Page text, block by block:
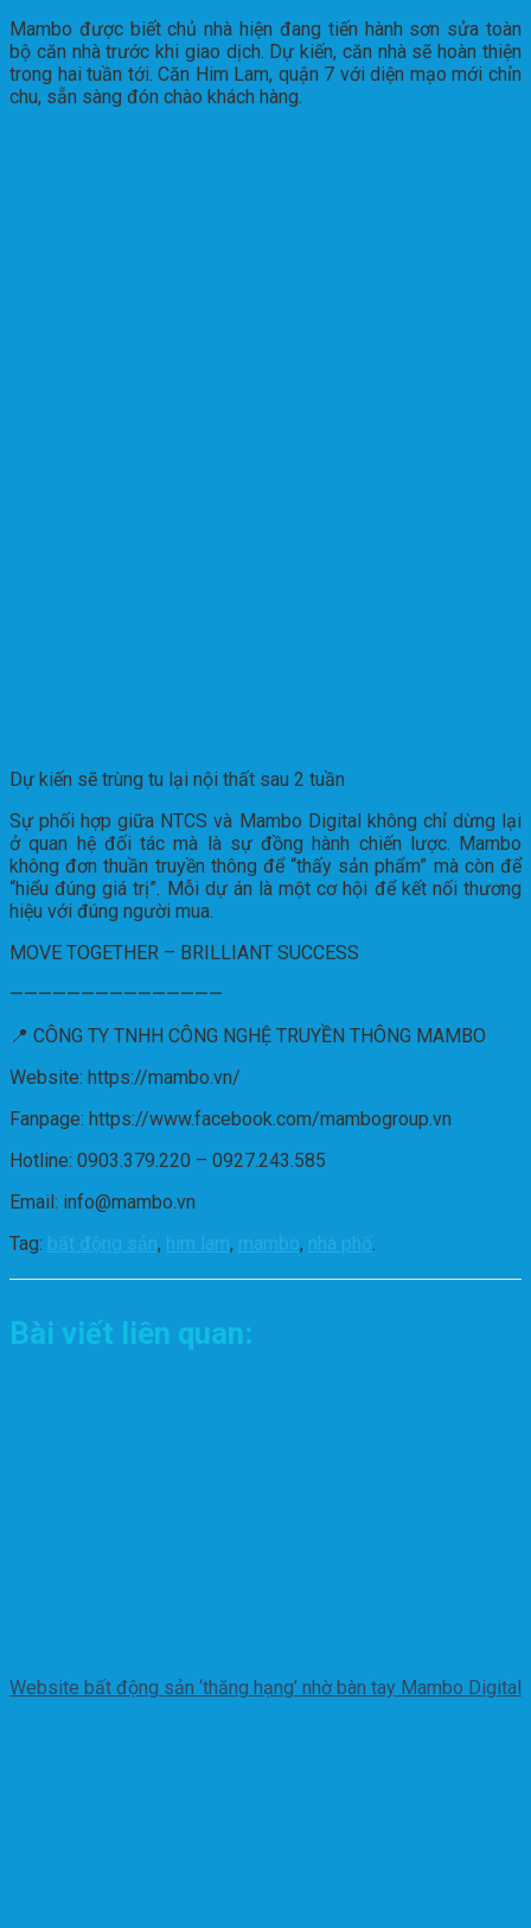
Mambo được biết chủ nhà hiện đang tiến hành sơn sửa toàn
bộ căn nhà trước khi giao dịch. Dự kiến, căn nhà sẽ hoàn thiện
trong hai tuần tới. Căn Him Lam, quận 7 với diện mạo mới chỉn
chu, sẵn sàng đón chào khách hàng.
Dự kiến sẽ trùng tu lại nội thất sau 2 tuần
Sự phối hợp giữa NTCS và Mambo Digital không chỉ dừng lại
ở quan hệ đối tác mà là sự đồng hành chiến lược. Mambo
không đơn thuần truyền thông để “thấy sản phẩm” mà còn để
“hiểu đúng giá trị”. Mỗi dự án là một cơ hội để kết nối thương
hiệu với đúng người mua.
MOVE TOGETHER – BRILLIANT SUCCESS
———————————————
📍 CÔNG TY TNHH CÔNG NGHỆ TRUYỀN THÔNG MAMBO
Website: https://mambo.vn/
Fanpage: https://www.facebook.com/mambogroup.vn
Hotline: 0903.379.220 – 0927.243.585
Email: info@mambo.vn
Tag: bất động sản, him lam, mambo, nhà phố.
Bài viết liên quan:
Website bất động sản ‘thăng hạng’ nhờ bàn tay Mambo Digital